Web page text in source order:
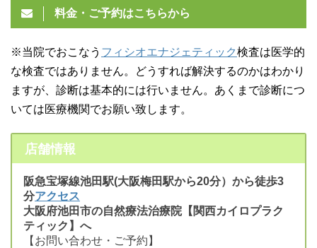
料金・ご予約はこちらから
※当院でおこなう フィシオエナジェティック検査は医学的
な検査ではありません。どうすれば解決するのかはわかり
ますが、診断は基本的には行いません。あくまで診断につ
いては医療機関でお願い致します。
店舗情報
阪急宝塚線池田駅(大阪梅田駅から20分）から徒歩3
分アクセス
大阪府池田市の自然療法治療院【関西カイロプラク
ティック】へ
【お問い合わせ・ご予約】